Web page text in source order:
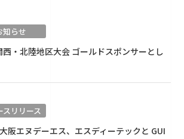
知らせ
・北陸地区大会 ゴールドスポンサーとし
スリリース
阪エヌデーエス、エスディーテックと GUI